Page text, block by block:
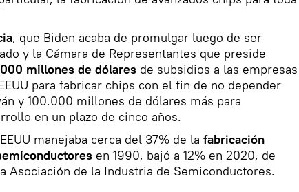
, que Biden acaba de promulgar luego de ser
y la Cámara de Representantes que preside
millones de dólares de subsidios a las empresas
para fabricar chips con el fin de no depender
y 100.000 millones de dólares más para
en un plazo de cinco años.
manejaba cerca del 37% de la fabricación
en 1990, bajó a 12% en 2020, de
Asociación de la Industria de Semiconductores.